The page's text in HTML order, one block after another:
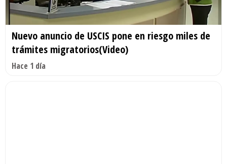
Nuevo anuncio de USCIS pone en riesgo miles de
trámites migratorios(Video)
Hace 1 día